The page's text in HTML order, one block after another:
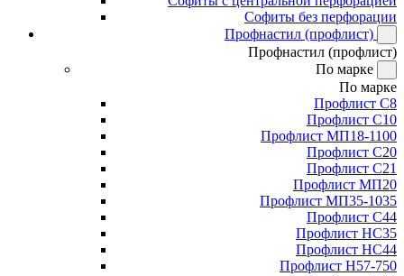
Софиты без перфорации
Профнастил (профлист)
Профнастил (профлист)
По марке
По марке
Профлист С8
Профлист С10
Профлист МП18-1100
Профлист С20
Профлист С21
Профлист МП20
Профлист МП35-1035
Профлист С44
Профлист НС35
Профлист НС44
Профлист Н57-750